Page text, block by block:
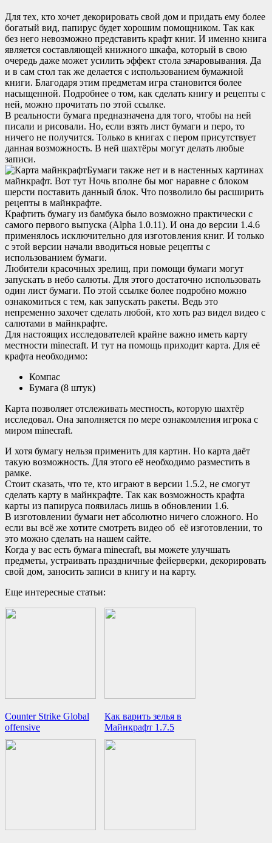
Для тех, кто хочет декорировать свой дом и придать ему более
богатый вид, папирус будет хорошим помощником. Так как
без него невозможно представить крафт книг. И именно книга
является составляющей книжного шкафа, который в свою
очередь даже может усилить эффект стола зачаровывания. Да
и в сам стол так же делается с использованием бумажной
книги. Благодаря этим предметам игра становится более
насыщенной. Подробнее о том, как сделать книгу и рецепты с
ней, можно прочитать по этой ссылке.
В реальности бумага предназначена для того, чтобы на ней
писали и рисовали. Но, если взять лист бумаги и перо, то
ничего не получится. Только в книгах с пером присутствует
данная возможность. В ней шахтёры могут делать любые
записи.
Бумаги также нет и в настенных картинах
майнкрафт. Вот тут Ночь вполне бы мог наравне с блоком
шерсти поставить данный блок. Что позволило бы расширить
рецепты в майнкрафте.
Крафтить бумагу из бамбука было возможно практически с
самого первого выпуска (Alpha 1.0.11). И она до версии 1.4.6
применялось исключительно для изготовления книг. И только
с этой версии начали вводиться новые рецепты с
использованием бумаги.
Любители красочных зрелищ, при помощи бумаги могут
запускать в небо салюты. Для этого достаточно использовать
один лист бумаги. По этой ссылке более подробно можно
ознакомиться с тем, как запускать ракеты. Ведь это
непременно захочет сделать любой, кто хоть раз видел видео с
салютами в майнкрафте.
Для настоящих исследователей крайне важно иметь карту
местности minecraft. И тут на помощь приходит карта. Для её
крафта необходимо:
Компас
Бумага (8 штук)
Карта позволяет отслеживать местность, которую шахтёр
исследовал. Она заполняется по мере ознакомления игрока с
миром minecraft.
И хотя бумагу нельзя применить для картин. Но карта даёт
такую возможность. Для этого её необходимо разместить в
рамке.
Стоит сказать, что те, кто играют в версии 1.5.2, не смогут
сделать карту в майнкрафте. Так как возможность крафта
карты из папируса появилась лишь в обновлении 1.6.
В изготовлении бумаги нет абсолютно ничего сложного. Но
если вы всё же хотите смотреть видео об её изготовлении, то
это можно сделать на нашем сайте.
Когда у вас есть бумага minecraft, вы можете улучшать
предметы, устраивать праздничные фейерверки, декорировать
свой дом, заносить записи в книгу и на карту.
Еще интересные статьи:
Counter Strike Global
offensive
Как варить зелья в
Майнкрафт 1.7.5